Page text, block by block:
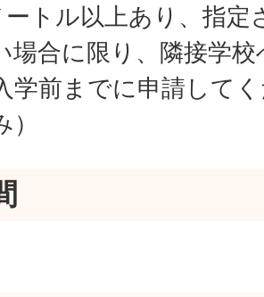
トル以上あり、指定
場合に限り、隣接学
学前までに申請して